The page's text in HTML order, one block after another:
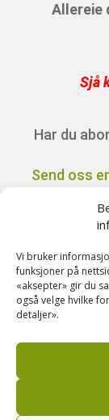
Vi bruker
funksjoner på
«aksepter» gir du
også velge hvilke
detaljer».
Allereie
Sjå
Har du
Send oss
Kontakt